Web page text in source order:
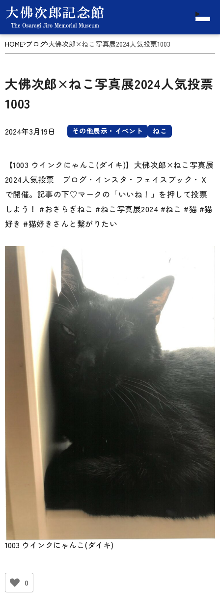
HOME ブログ 大佛次郎×ねこ写真展2024人気投票1003
大佛次郎×ねこ写真展2024人気投票
1003
2024年3月19日 その他展示・イベント ねこ
【1003 ウインクにゃんこ(ダイキ)】大佛次郎×ねこ写真展
2024人気投票 ブログ・インスタ・フェイスブック・Ｘ
で開催。記事の下♡マークの「いいね！」を押して投票
しよう！ #おさらぎねこ #ねこ写真展2024 #ねこ #猫 #猫
好き #猫好きさんと繋がりたい
1003 ウインクにゃんこ(ダイキ)
0